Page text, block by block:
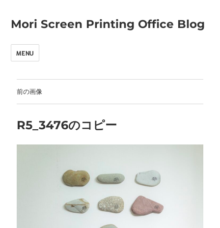
Mori Screen Printing Office Blog
MENU
前の画像
R5_3476のコピー